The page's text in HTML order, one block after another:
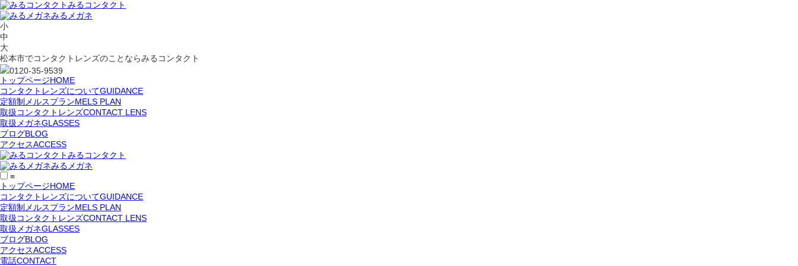
みるコンタクト
みるメガネ
小
中
大
松本市でコンタクトレンズのことならみるコンタクト
0120-35-9539
トップページHOME
コンタクトレンズについてGUIDANCE
定額制メルスプランMELS PLAN
取扱コンタクトレンズCONTACT LENS
取扱メガネGLASSES
ブログBLOG
アクセスACCESS
みるコンタクト
みるメガネ
≡
トップページHOME
コンタクトレンズについてGUIDANCE
定額制メルスプランMELS PLAN
取扱コンタクトレンズCONTACT LENS
取扱メガネGLASSES
ブログBLOG
アクセスACCESS
電話CONTACT